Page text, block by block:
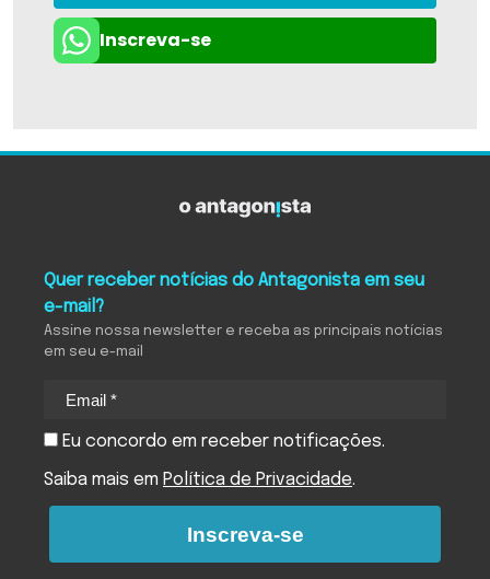
Inscreva-se
Quer receber notícias do Antagonista em seu
e-mail?
Assine nossa newsletter e receba as principais notícias
em seu e-mail
Eu concordo em receber notificações.
Saiba mais em Política de Privacidade.
Inscreva-se